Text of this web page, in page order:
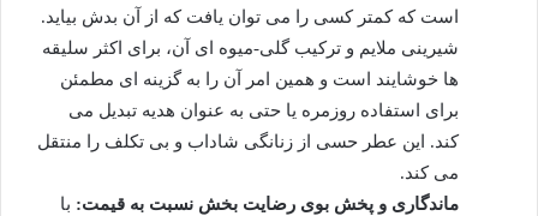
است که کمتر کسی را می توان یافت که از آن بدش بیاید.
شیرینی ملایم و ترکیب گلی-میوه ای آن، برای اکثر سلیقه
ها خوشایند است و همین امر آن را به گزینه ای مطمئن
برای استفاده روزمره یا حتی به عنوان هدیه تبدیل می
کند. این عطر حسی از زنانگی شاداب و بی تکلف را منتقل
می کند.
ماندگاری و پخش بوی رضایت بخش نسبت به قیمت: با